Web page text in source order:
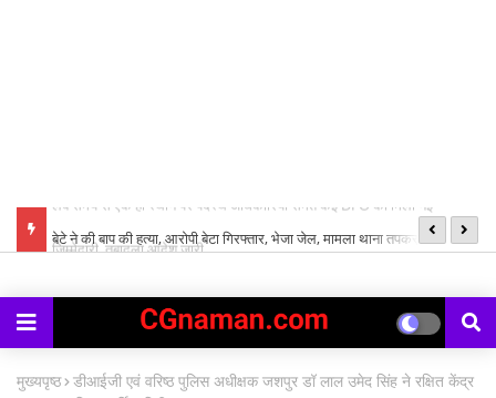
बेटे ने की बाप की हत्या, आरोपी बेटा गिरफ्तार, भेजा जेल, मामला थाना तपकरा अन्तर्गत
मुख्यपृष्ठ डीआईजी एवं वरिष्ठ पुलिस अधीक्षक जशपुर डॉ लाल उमेद सिंह ने रक्षित केंद्र